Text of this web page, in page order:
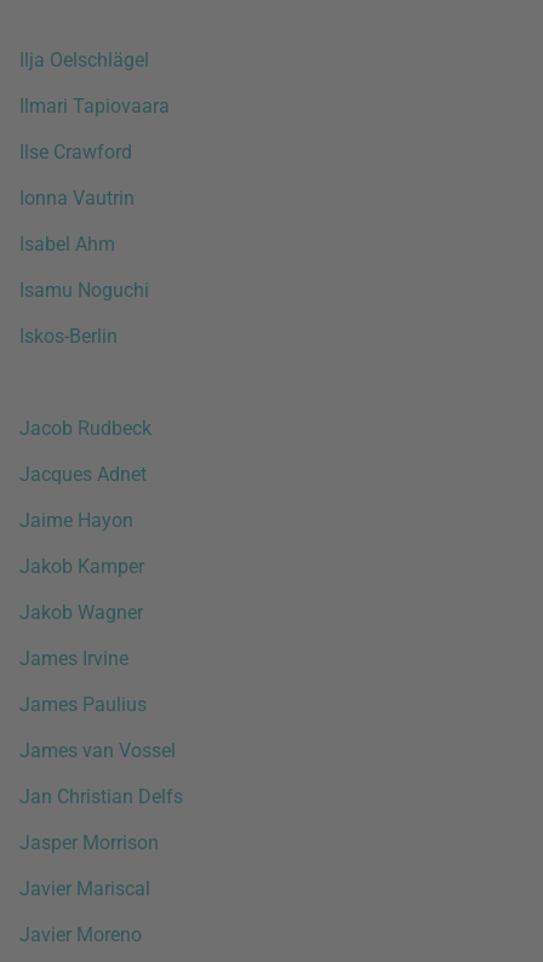
Ilja Oelschlägel
Ilmari Tapiovaara
Ilse Crawford
Ionna Vautrin
Isabel Ahm
Isamu Noguchi
Iskos-Berlin
Jacob Rudbeck
Jacques Adnet
Jaime Hayon
Jakob Kamper
Jakob Wagner
James Irvine
James Paulius
James van Vossel
Jan Christian Delfs
Jasper Morrison
Javier Mariscal
Javier Moreno